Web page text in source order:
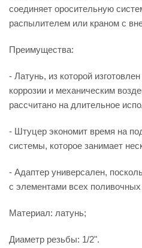
соединяет оросительную
распылителем или краном с
Преимущества:
- Латунь, из которой
коррозии и механическим
рассчитано на длительное
- Штуцер экономит время на
системы, которое занимает
- Адаптер универсален,
с элементами всех
Материал: латунь;
Диаметр резьбы: 1/2".